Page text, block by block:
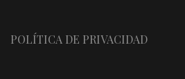
POLÍTICA DE PRIVACIDAD